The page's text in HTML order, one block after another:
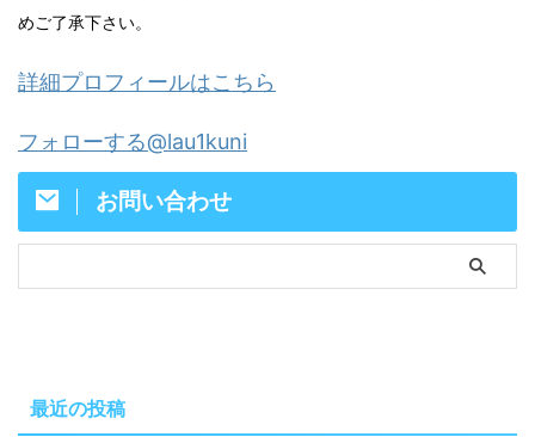
めご了承下さい。
詳細プロフィールはこちら
フォローする@lau1kuni
お問い合わせ
最近の投稿